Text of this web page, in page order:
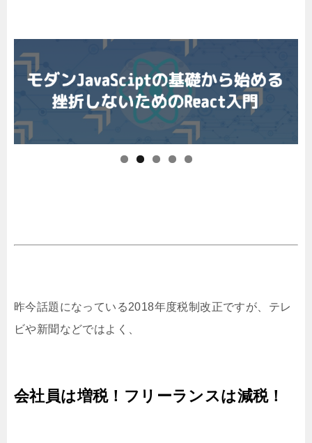
昨今話題になっている2018年度税制改正ですが、テレ
ビや新聞などではよく、
会社員は増税！フリーランスは減税！